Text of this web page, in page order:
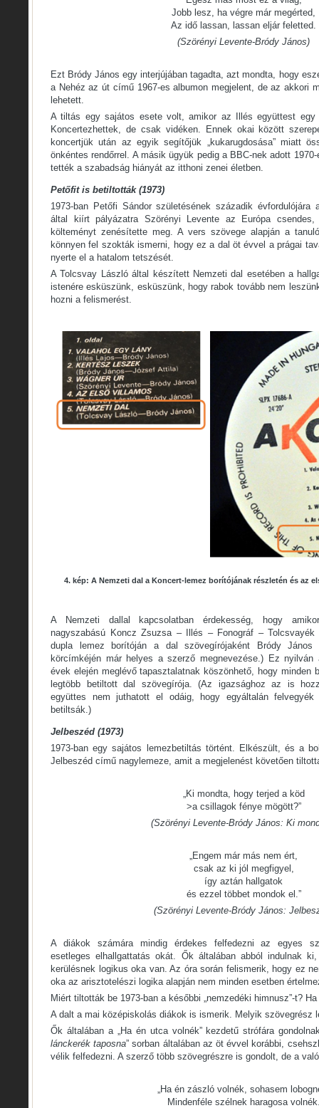
Jobb lesz, ha végre már megérted,
Az idő lassan, lassan eljár feletted.
(Szörényi Levente-Bródy János)
Ezt Bródy János egy interjújában tagadta, azt mondta, hogy
a Nehéz az út című 1967-es albumon megjelent, de az akkori
lehetett.
A tiltás egy sajátos esete volt, amikor az Illés együttest egy
Koncertezhettek, de csak vidéken. Ennek okai között
koncertjük után az egyik segítőjük „kukarugdosása” miatt
önkéntes rendőrrel. A másik ügyük pedig a BBC-nek adott
tették a szabadság hiányát az itthoni zenei életben.
Petőfit is betiltották (1973)
1973-ban Petőfi Sándor születésének századik
által kiírt pályázatra Szörényi Levente az Európa
költeményt zenésítette meg. A vers szövege alapján a
könnyen fel szokták ismerni, hogy ez a dal öt évvel a prágai
nyerte el a hatalom tetszését.
A Tolcsvay László által készített Nemzeti dal esetében a
istenére esküszünk, esküszünk, hogy rabok tovább nem
hozni a felismerést.
4. kép: A Nemzeti dal a Koncert-lemez borítójának részletén és az
A Nemzeti dallal kapcsolatban érdekesség, hogy
nagyszabású Koncz Zsuzsa – Illés – Fonográf –
dupla lemez borítóján a dal szövegírójaként Bródy
körcímkéjén már helyes a szerző megnevezése.) Ez
évek elején meglévő tapasztalatnak köszönhető, hogy minden
legtöbb betiltott dal szövegírója. (Az igazsághoz az is
együttes nem juthatott el odáig, hogy egyáltalán
betiltsák.)
Jelbeszéd (1973)
1973-ban egy sajátos lemezbetiltás történt. Elkészült, és a
Jelbeszéd című nagylemeze, amit a megjelenést követően
„Ki mondta, hogy terjed a köd
>a csillagok fénye mögött?”
(Szörényi Levente-Bródy János: Ki
„Engem már más nem ért,
csak az ki jól megfigyel,
így aztán hallgatok
és ezzel többet mondok el.”
(Szörényi Levente-Bródy János:
A diákok számára mindig érdekes felfedezni az egyes
esetleges elhallgattatás okát. Ők általában abból indulnak
kerülésnek logikus oka van. Az óra során felismerik, hogy ez
oka az arisztotelészi logika alapján nem minden esetben
Miért tiltották be 1973-ban a későbbi „nemzedéki himnusz”-t?
A dalt a mai középiskolás diákok is ismerik. Melyik szövegrész
Ők általában a „Ha én utca volnék” kezdetű strófára
lánckerék taposna” sorban általában az öt évvel korábbi,
vélik felfedezni. A szerző több szövegrészre is gondolt, de a
„Ha én zászló volnék, sohasem
Mindenféle szélnek haragosa